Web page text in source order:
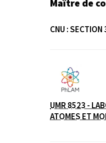
Maître de
CNU :SECTION
Laboratoire / équipe
UMR 8523 -
ATOMES ET